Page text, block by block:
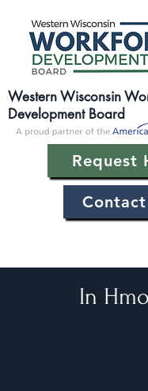
Western Wisconsin
Development Board
Request
Contact
In